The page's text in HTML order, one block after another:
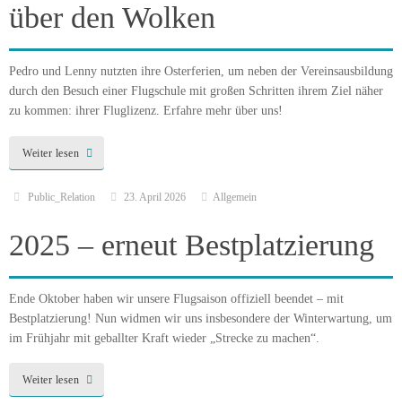
über den Wolken
Pedro und Lenny nutzten ihre Osterferien, um neben der Vereinsausbildung
durch den Besuch einer Flugschule mit großen Schritten ihrem Ziel näher
zu kommen: ihrer Fluglizenz. Erfahre mehr über uns!
Weiter lesen
Public_Relation 23. April 2026 Allgemein
2025 – erneut Bestplatzierung
Ende Oktober haben wir unsere Flugsaison offiziell beendet – mit
Bestplatzierung! Nun widmen wir uns insbesondere der Winterwartung, um
im Frühjahr mit geballter Kraft wieder „Strecke zu machen“.
Weiter lesen